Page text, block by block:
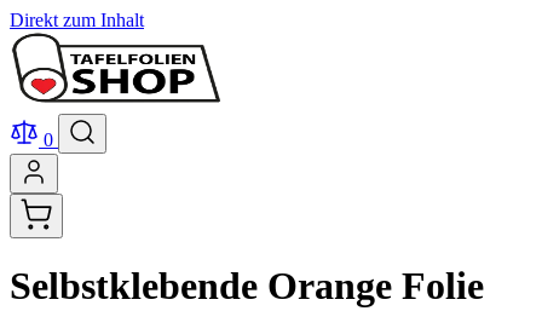
Direkt zum Inhalt
0
Selbstklebende Orange Folie